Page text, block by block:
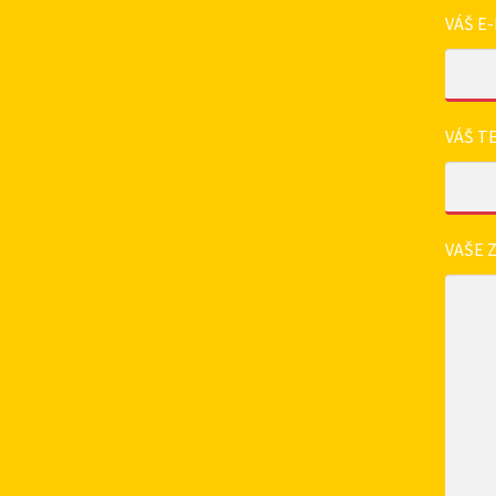
VÁŠ
VÁŠ
VAŠE